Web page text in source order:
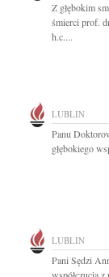
Z głębokim
śmierci prof.
h.c....
LUBLIN
Panu
głębokiego
LUBLIN
Pani Sędzi